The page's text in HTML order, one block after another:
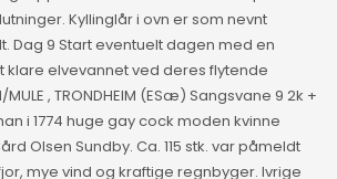
Kyllinglår i ovn er som nevnt
Dag 9 Start eventuelt dagen med en
klare elvevannet ved deres flytende
MULE , TRONDHEIM (ESæ) Sangsvane 9 2k +
i 1774 huge gay cock moden kvinne
Olsen Sundby. Ca. 115 stk. var påmeldt
mye vind og kraftige regnbyger. Ivrige